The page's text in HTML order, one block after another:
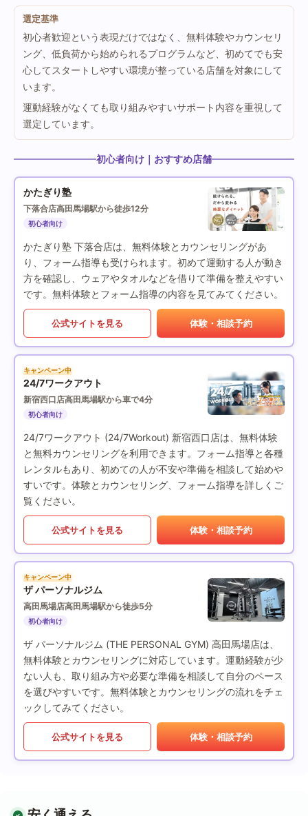
選定基準
初心者歓迎という表現だけではなく、無料体験やカウンセリ
ング、低負荷から始められるプログラムなど、初めてでも安
心してスタートしやすい環境が整っている店舗を対象にして
います。
運動経験がなくても取り組みやすいサポート内容を重視して
選定しています。
初心者向け｜おすすめ店舗
かたぎり塾
下落合店高田馬場駅から徒歩12分
初心者向け
かたぎり塾 下落合店は、無料体験とカウンセリングがあ
り、フォーム指導も受けられます。初めて運動する人が動き
方を確認し、ウェアやタオルなどを借りて準備を整えやすい
です。無料体験とフォーム指導の内容を見てみてください。
公式サイトを見る 体験・相談予約
キャンペーン中
24/7ワークアウト
新宿西口店高田馬場駅から車で4分
初心者向け
24/7ワークアウト (24/7Workout) 新宿西口店は、無料体験
と無料カウンセリングを利用できます。フォーム指導と各種
レンタルもあり、初めての人が不安や準備を相談して始めや
すいです。体験とカウンセリング、フォーム指導を詳しくご
覧ください。
公式サイトを見る 体験・相談予約
キャンペーン中
ザ パーソナルジム
高田馬場店高田馬場駅から徒歩5分
初心者向け
ザ パーソナルジム (THE PERSONAL GYM) 高田馬場店は、
無料体験とカウンセリングに対応しています。運動経験が少
ない人も、取り組み方や必要な準備を相談して自分のペース
を選びやすいです。無料体験とカウンセリングの流れをチェ
ックしてみてください。
公式サイトを見る 体験・相談予約